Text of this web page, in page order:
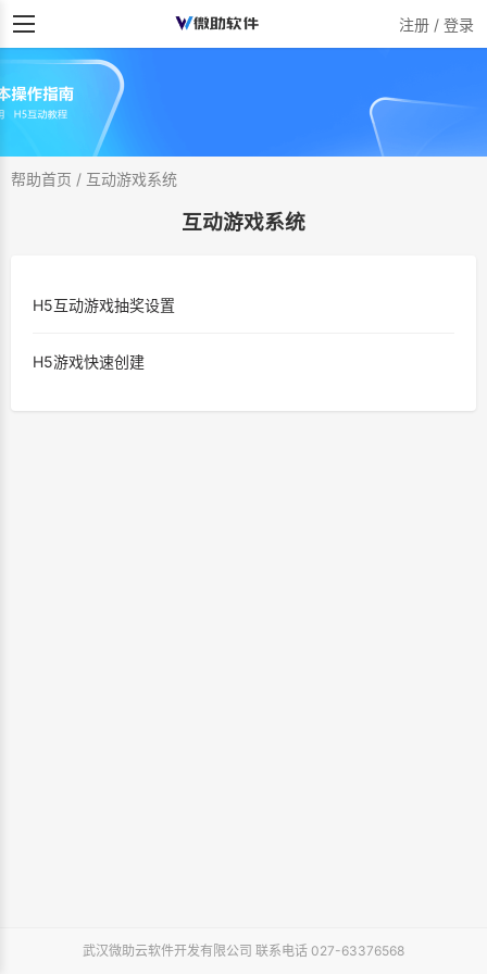
注册 / 登录
帮助首页 / 互动游戏系统
互动游戏系统
H5互动游戏抽奖设置
H5游戏快速创建
武汉微助云软件开发有限公司 联系电话 027-63376568